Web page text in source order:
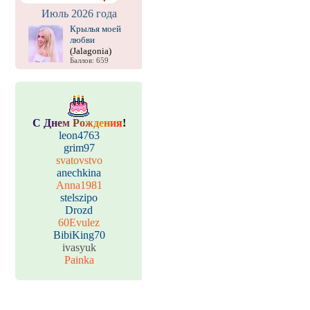
Июль 2026 года
Крылья моей
любви
(Jalagonia)
Баллов: 659
С Днем Рождения!
leon4763
grim97
svatovstvo
anechkina
Anna1981
stelszipo
Drozd
60Evulez
BibiKing70
ivasyuk
Painka